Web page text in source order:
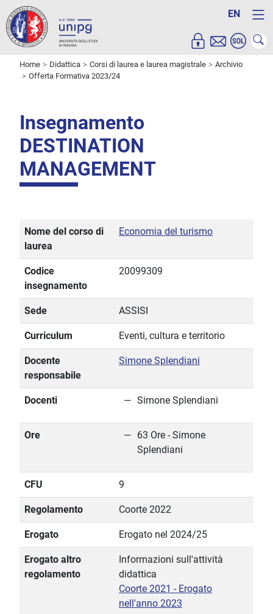
EN
Home Didattica Corsi di laurea e laurea magistrale
Archivio
Offerta Formativa 2023/24
Insegnamento
DESTINATION
MANAGEMENT
Nome del corso di
laurea
Economia del turismo
Codice
insegnamento
20099309
Sede ASSISI
Curriculum Eventi, cultura e territorio
Docente
responsabile
Simone Splendiani
Docenti Simone Splendiani
Ore
63 Ore - Simone
Splendiani
CFU 9
Regolamento Coorte 2022
Erogato Erogato nel 2024/25
Erogato altro
regolamento
Informazioni sull'attività
didattica
Coorte 2021 - Erogato
nell'anno 2023